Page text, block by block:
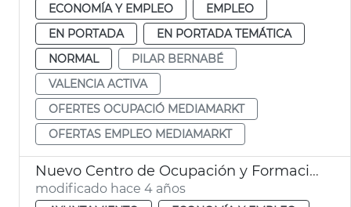
ECONOMÍA Y EMPLEO
EMPLEO
EN PORTADA
EN PORTADA TEMÁTICA
NORMAL
PILAR BERNABÉ
VALENCIA ACTIVA
OFERTES OCUPACIÓ MEDIAMARKT
OFERTAS EMPLEO MEDIAMARKT
Nuevo Centro de Ocupación y Formación Cabanyal-Canyamelar
modificado hace 4 años